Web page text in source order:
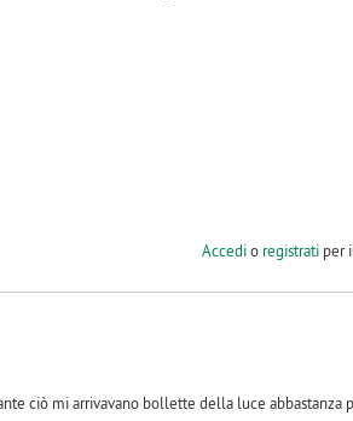
Accedio registratiper
ciò mi arrivavano bollette della luce abbastanza